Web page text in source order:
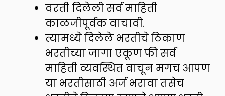
वरती दिलेली सर्व माहिती
काळजीपूर्वक वाचावी.
त्यामध्ये दिलेले भरतीचे ठिकाण
भरतीच्या जागा एकूण फी सर्व
माहिती व्यवस्थित वाचून मगच आपण
या भरतीसाठी अर्ज भरावा तसेच